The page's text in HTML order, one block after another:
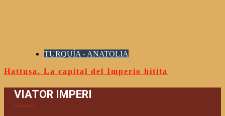
TURQUÍA - ANATOLIA
Hattusa. La capital del Imperio hitita
VIATOR IMPERI